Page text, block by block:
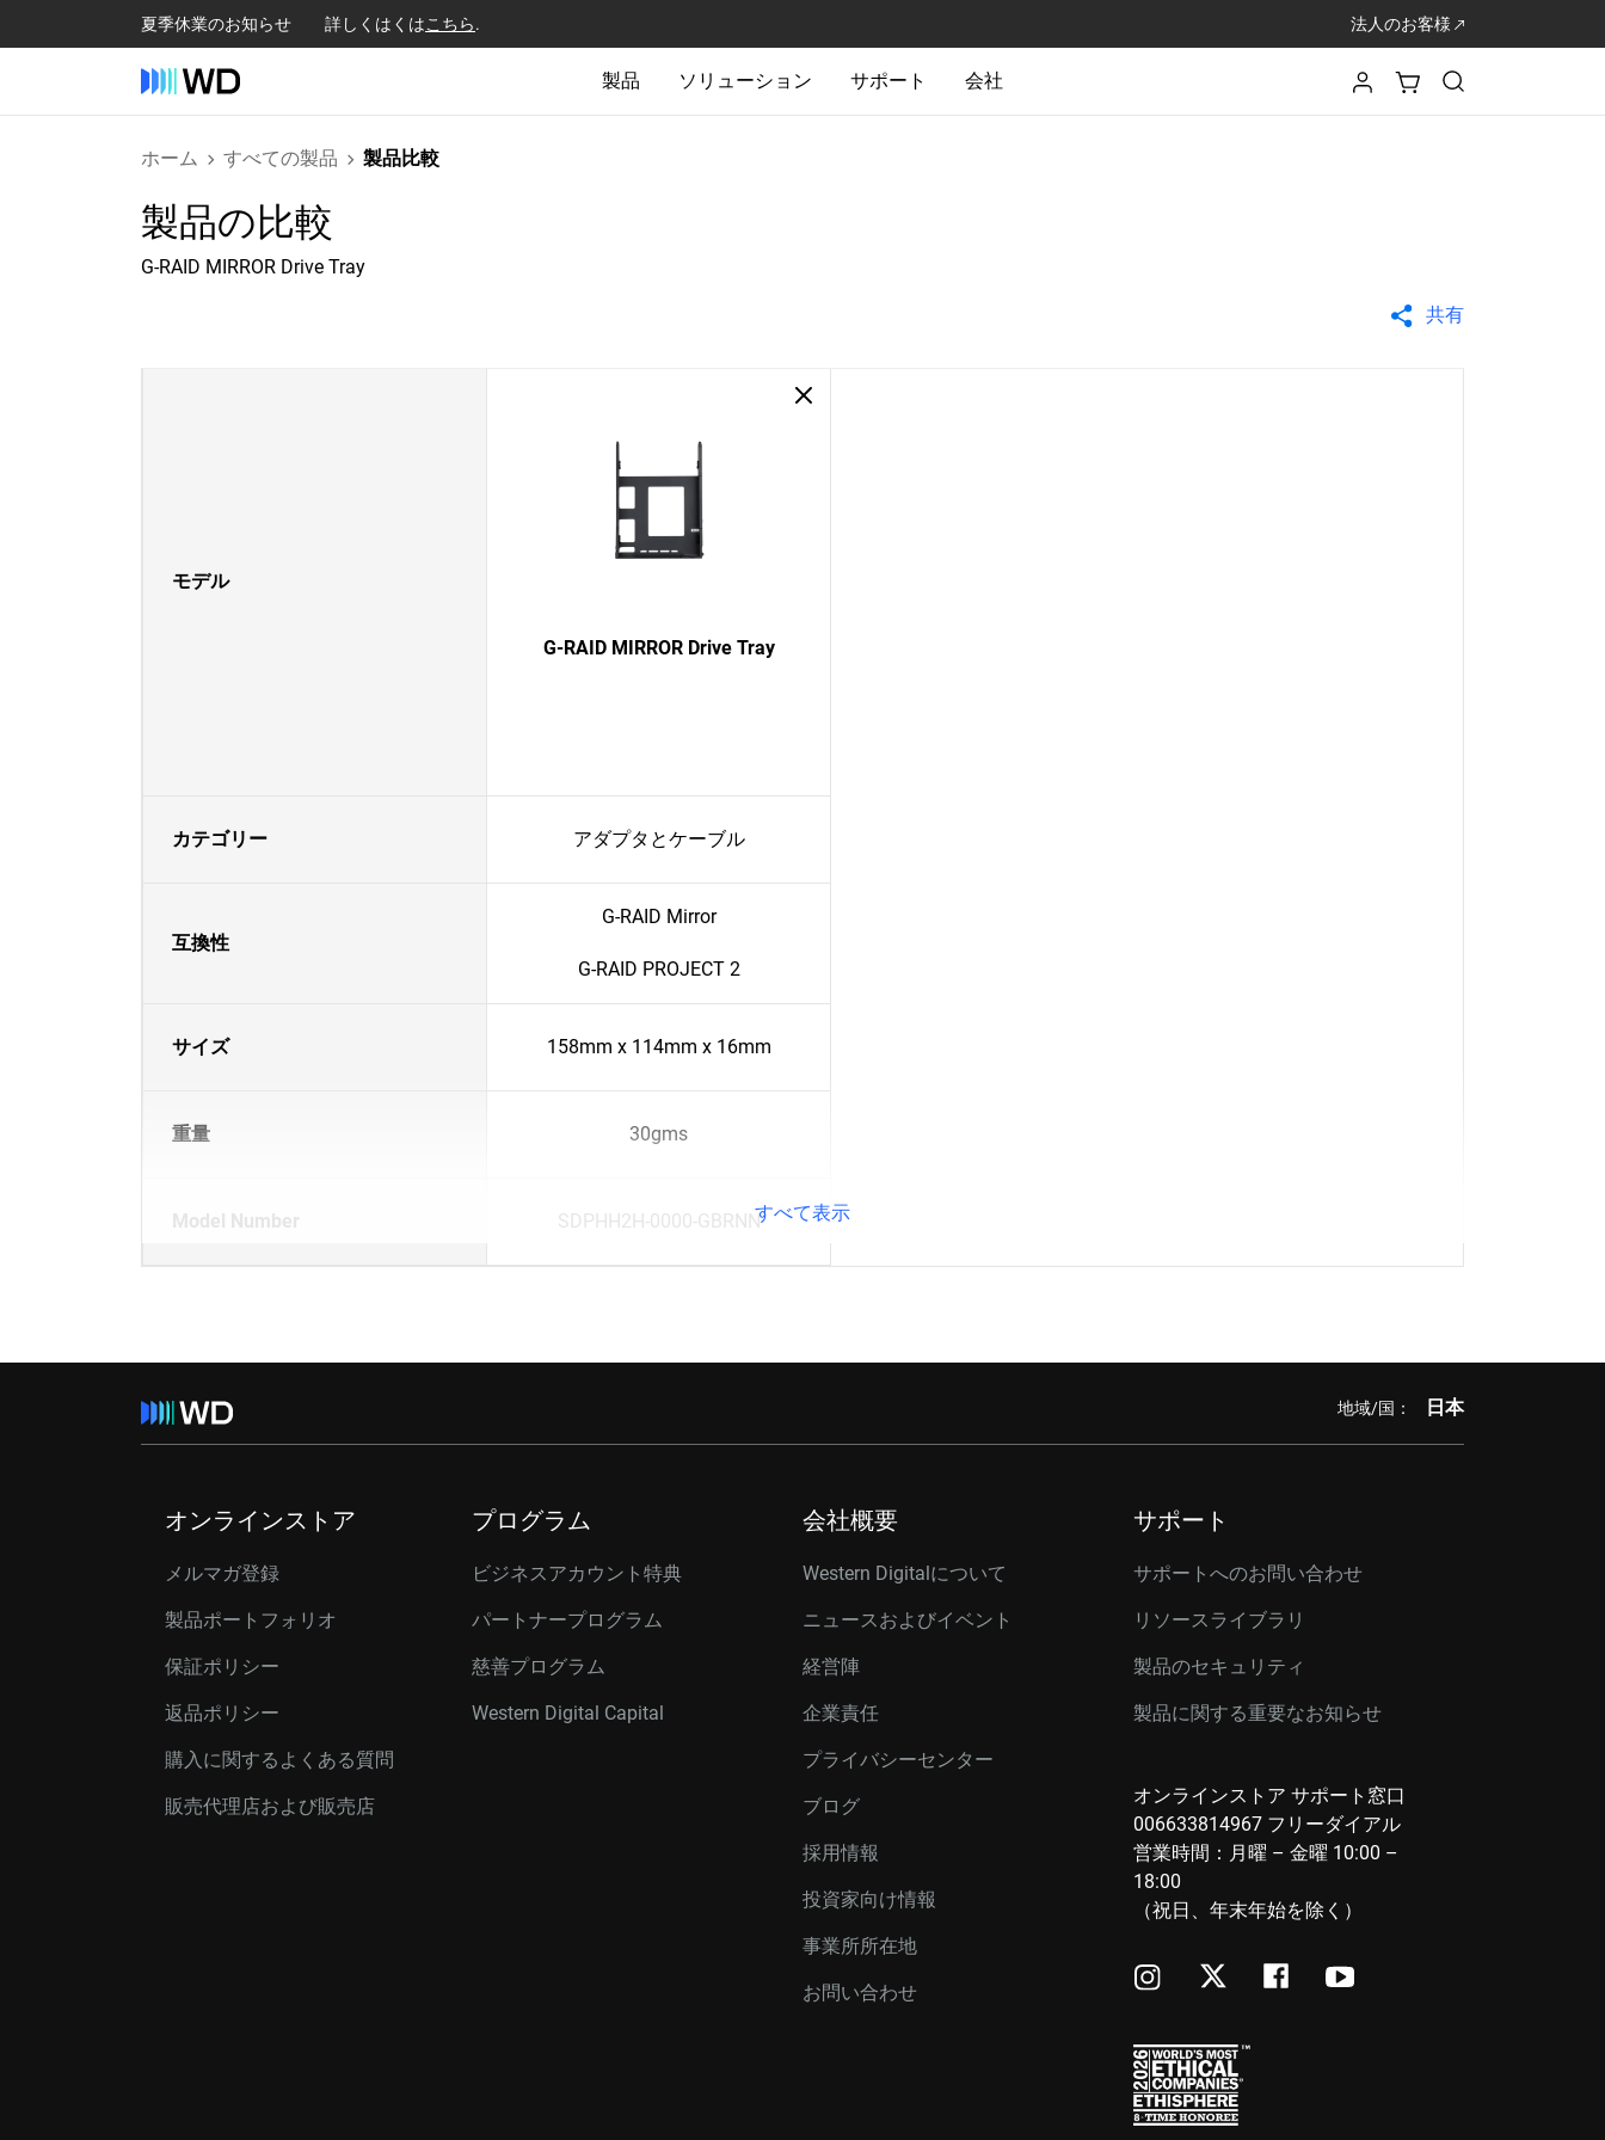
夏季休業のお知らせ 詳しくはくはこちら. 法人のお客様
製品 ソリューション サポート 会社
ホーム すべての製品 製品比較
製品の比較
G-RAID MIRROR Drive Tray
共有
モデル
G-RAID MIRROR Drive Tray
カテゴリー アダプタとケーブル
互換性
G-RAID Mirror
G-RAID PROJECT 2
サイズ 158mm x 114mm x 16mm
重量 30gms
Model Number SDPHH2H-0000-GBRNNすべて表示
地域/国： 日本
オンラインストア
メルマガ登録
製品ポートフォリオ
保証ポリシー
返品ポリシー
購入に関するよくある質問
販売代理店および販売店
プログラム
ビジネスアカウント特典
パートナープログラム
慈善プログラム
Western Digital Capital
会社概要
Western Digitalについて
ニュースおよびイベント
経営陣
企業責任
プライバシーセンター
ブログ
採用情報
投資家向け情報
事業所所在地
お問い合わせ
サポート
サポートへのお問い合わせ
リソースライブラリ
製品のセキュリティ
製品に関する重要なお知らせ
オンラインストア サポート窓口
006633814967 フリーダイアル
営業時間：月曜 – 金曜 10:00 –
18:00
（祝日、年末年始を除く）